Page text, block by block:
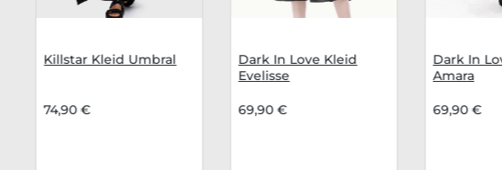
Killstar Kleid Umbral
74,90 €
Dark In Love Kleid
Evelisse
69,90 €
Dark In
Amara
69,90 €